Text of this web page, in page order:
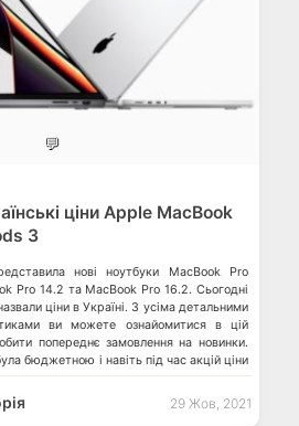
💬
ціни Apple MacBook
3
нові ноутбуки MacBook Pro
Pro 14.2 та MacBook Pro 16.2. Сьогодні
ціни в Україні. З усіма детальними
ви можете ознайомитися в цій
попереднє замовлення на новинки.
бюджетною і навіть під час акцій ціни
29 Жов, 2021